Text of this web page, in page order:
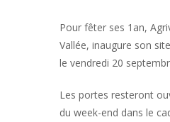
Pour fêter ses 1an,
Vallée, inaugure son
le vendredi 20
Les portes resteront
du week-end dans le